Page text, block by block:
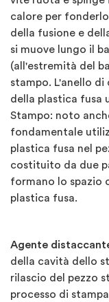
calore per
della fusione e
si muove lungo il
(all'estremità del
stampo. L'anello
della plastica fusa
Stampo: noto
fondamentale
plastica fusa nel
costituito da due
formano lo spazio
plastica fusa.
Agente
della cavità dello
rilascio del pezzo
processo di